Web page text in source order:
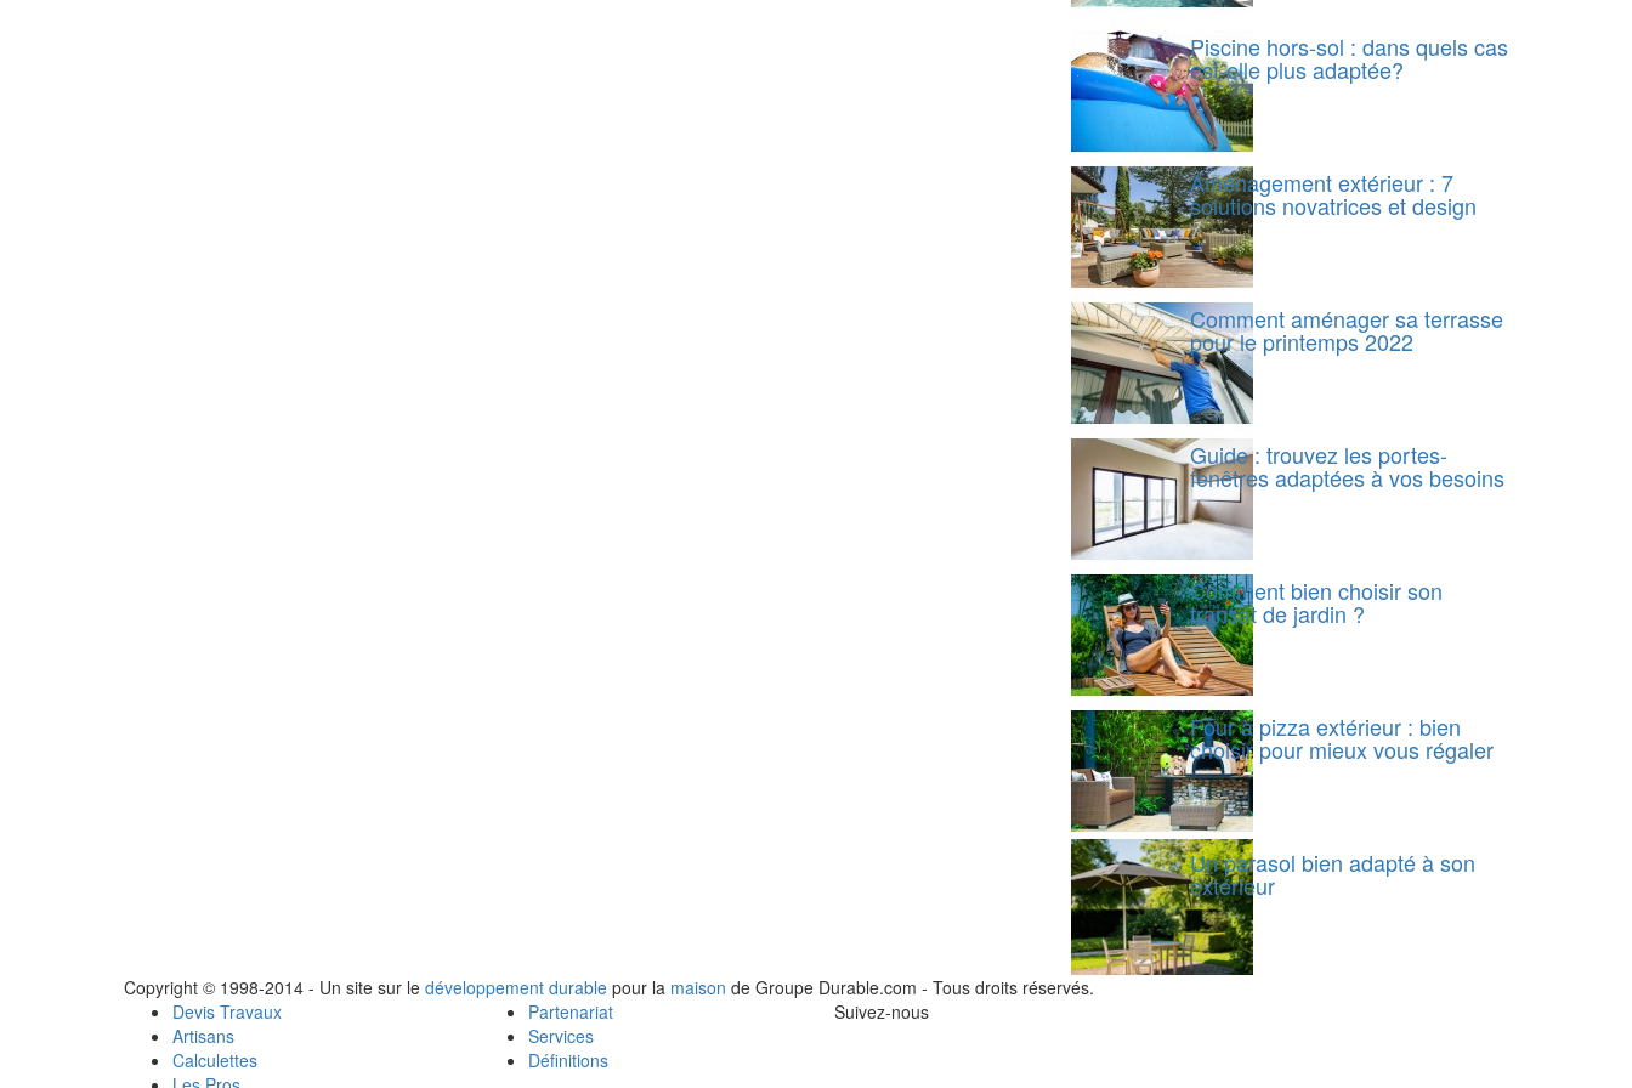
Piscine hors-sol : dans quels cas
est-elle plus adaptée?
Aménagement extérieur : 7
solutions novatrices et design
Comment aménager sa terrasse
pour le printemps 2022
Guide : trouvez les portes-
fenêtres adaptées à vos besoins
Comment bien choisir son
transat de jardin ?
Four à pizza extérieur : bien
choisir pour mieux vous régaler
Un parasol bien adapté à son
extérieur
Copyright © 1998-2014 - Un site sur le développement durable pour la maison de Groupe Durable.com - Tous droits réservés.
Devis Travaux
Artisans
Calculettes
Partenariat
Services
Définitions
Suivez-nous